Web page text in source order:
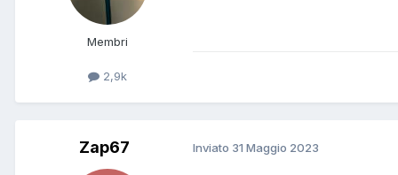
Membri
2,9k
Zap67 Inviato 31 Maggio 2023